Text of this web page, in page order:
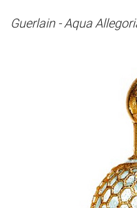
Guerlain - Aqua